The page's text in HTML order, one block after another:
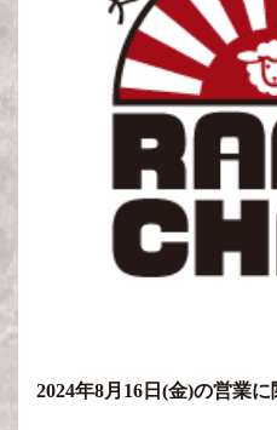
2024年8月16日(金)の営業